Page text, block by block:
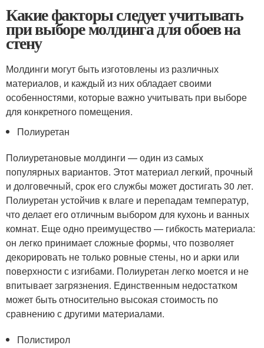
Какие факторы следует учитывать
при выборе молдинга для обоев на
стену
Молдинги могут быть изготовлены из различных
материалов, и каждый из них обладает своими
особенностями, которые важно учитывать при выборе
для конкретного помещения.
Полиуретан
Полиуретановые молдинги — один из самых
популярных вариантов. Этот материал легкий, прочный
и долговечный, срок его службы может достигать 30 лет.
Полиуретан устойчив к влаге и перепадам температур,
что делает его отличным выбором для кухонь и ванных
комнат. Еще одно преимущество — гибкость материала:
он легко принимает сложные формы, что позволяет
декорировать не только ровные стены, но и арки или
поверхности с изгибами. Полиуретан легко моется и не
впитывает загрязнения. Единственным недостатком
может быть относительно высокая стоимость по
сравнению с другими материалами.
Полистирол